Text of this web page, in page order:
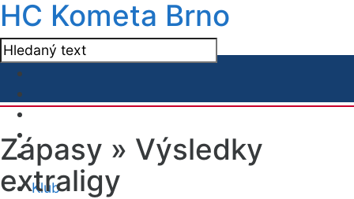
HC Kometa Brno
Klub
Zápasy » Výsledky
extraligy